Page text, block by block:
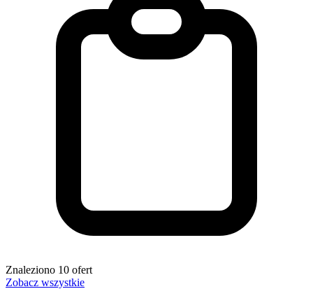
Znaleziono 10 ofert
Zobacz wszystkie